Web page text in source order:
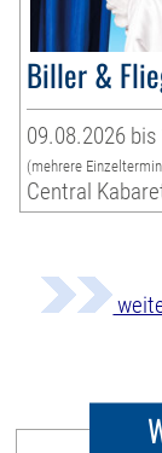
Biller &
09.08.2026
(mehrere
Central